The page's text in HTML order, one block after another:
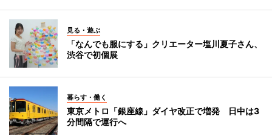
見る・遊ぶ
「なんでも服にする」クリエーター塩川夏子さん、
渋谷で初個展
暮らす・働く
東京メトロ「銀座線」ダイヤ改正で増発 日中は3
分間隔で運行へ